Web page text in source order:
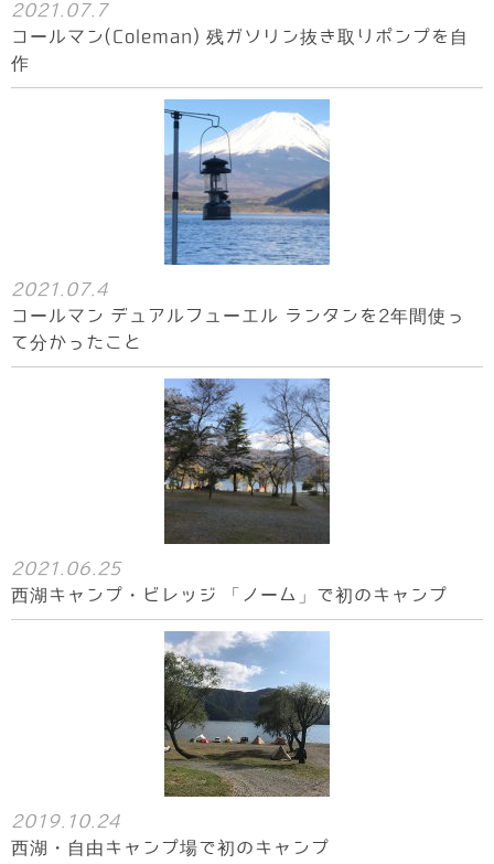
2021.07.7
コールマン(Coleman) 残ガソリン抜き取りポンプを自
作
2021.07.4
コールマン デュアルフューエル ランタンを2年間使っ
て分かったこと
2021.06.25
西湖キャンプ・ビレッジ 「ノーム」で初のキャンプ
2019.10.24
西湖・自由キャンプ場で初のキャンプ